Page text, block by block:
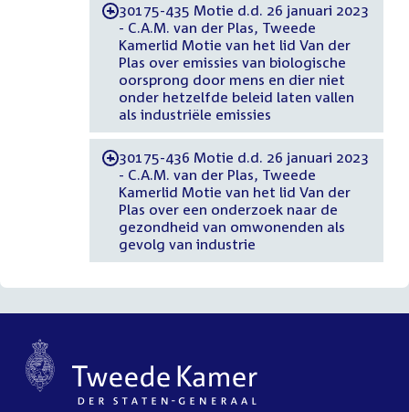
-30175-435 Motie d.d. 26 januari 2023
- C.A.M. van der Plas, Tweede
Kamerlid Motie van het lid Van der
Plas over emissies van biologische
oorsprong door mens en dier niet
onder hetzelfde beleid laten vallen
als industriële emissies
-30175-436 Motie d.d. 26 januari 2023
- C.A.M. van der Plas, Tweede
Kamerlid Motie van het lid Van der
Plas over een onderzoek naar de
gezondheid van omwonenden als
gevolg van industrie